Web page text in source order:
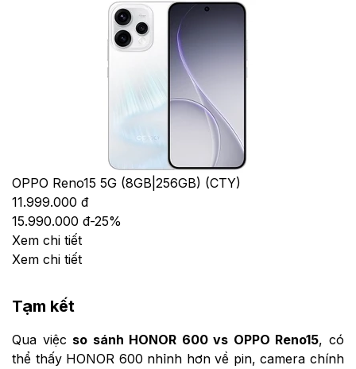
OPPO Reno15 5G (8GB|256GB) (CTY)
11.999.000 đ
15.990.000 đ-25%
Xem chi tiết
Xem chi tiết
Tạm kết
Qua việc so sánh HONOR 600 vs OPPO Reno15, có
thể thấy HONOR 600 nhỉnh hơn về pin, camera chính